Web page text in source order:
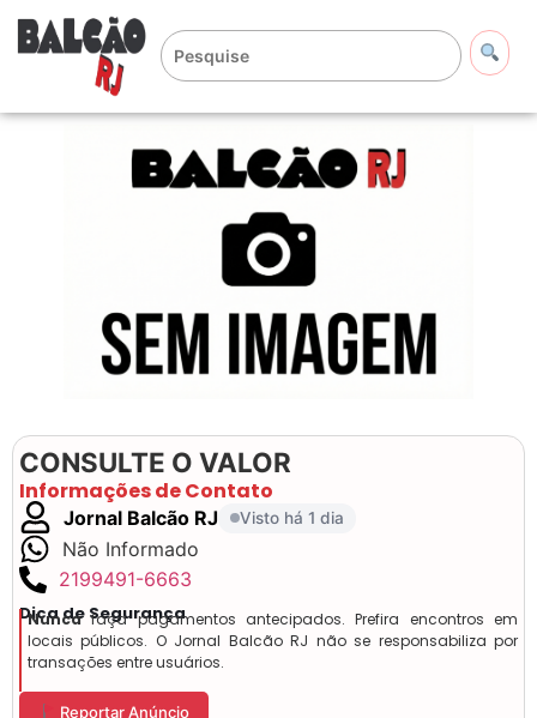
CONSULTE O VALOR
Informações de Contato
Jornal Balcão RJ Visto há 1 dia
Não Informado
2199491-6663
Dica de Segurança
Nuncafaça pagamentos antecipados. Prefira encontros em
locais públicos. O Jornal Balcão RJ não se responsabiliza por
transações entre usuários.
Reportar Anúncio